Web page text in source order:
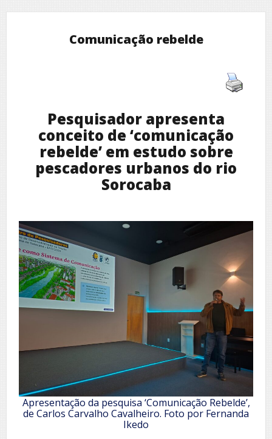
Comunicação rebelde
Pesquisador apresenta
conceito de ‘comunicação
rebelde’ em estudo sobre
pescadores urbanos do rio
Sorocaba
Apresentação da pesquisa ‘Comunicação Rebelde’,
de Carlos Carvalho Cavalheiro. Foto por Fernanda
Ikedo